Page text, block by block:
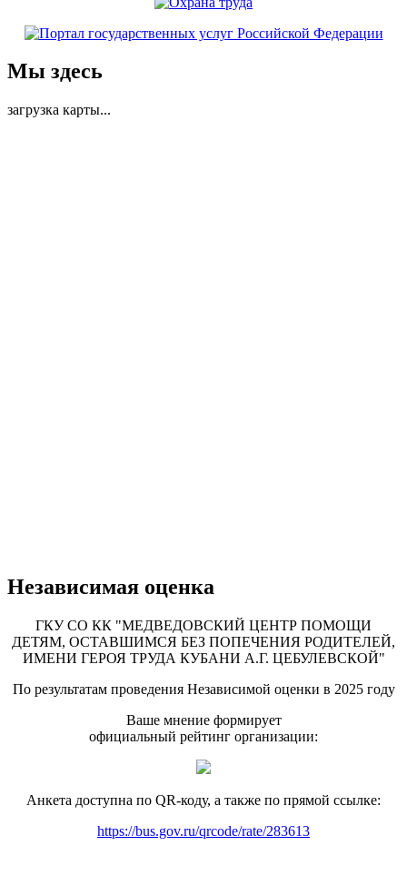
Мы здесь
загрузка карты...
Независимая оценка
ГКУ СО КК "МЕДВЕДОВСКИЙ ЦЕНТР ПОМОЩИ
ДЕТЯМ, ОСТАВШИМСЯ БЕЗ ПОПЕЧЕНИЯ РОДИТЕЛЕЙ,
ИМЕНИ ГЕРОЯ ТРУДА КУБАНИ А.Г. ЦЕБУЛЕВСКОЙ"
По результатам проведения Независимой оценки в 2025 году
Ваше мнение формирует
официальный рейтинг организации:
Анкета доступна по QR-коду, а также по прямой ссылке:
https://bus.gov.ru/qrcode/rate/283613